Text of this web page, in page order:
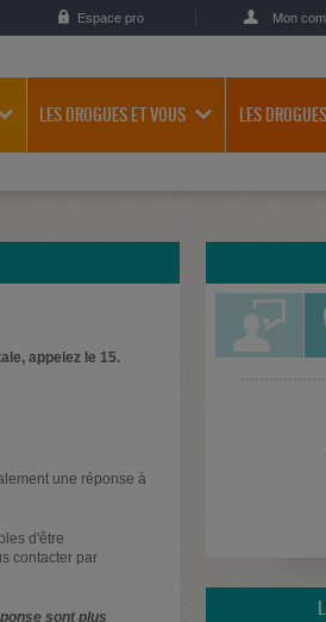
Espace pro Mon
LES DROGUES ET VOUS LES
appelez le 15.
une réponse à
d'être
contacter par
sont plus